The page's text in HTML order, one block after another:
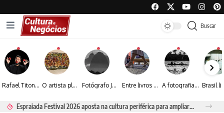
Buscar
Rafael Titonelly leva magia e acolhimento a crianças em tratamento oncológico em Juiz de Fora O artista plástico Jorge Luiz transforma sustentabilidade e criatividade em arte contemporânea Fotógrafo José Roberto apresenta um olhar sensível sobre arquitetura, formas e luz na fotografia Entre livros e fotografia autoral, Sebastião Reis consolida uma trajetória marcada pelo olhar artístico A fotografia contemporânea de Cynthia Feyh Jappur entre luz, movimento e arte
Espraiada Festival 2026 aposta na cultura periférica para ampliar oportunidades na zona sul